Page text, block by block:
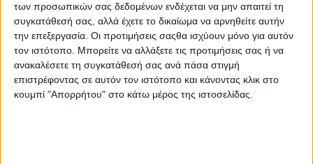
των προσωπικών σας δεδομένων ενδέχεται να μην απαιτεί τη
συγκατάθεσή σας, αλλά έχετε το δικαίωμα να αρνηθείτε αυτήν
την επεξεργασία. Οι προτιμήσεις σαςθα ισχύουν μόνο για αυτόν
τον ιστότοπο. Μπορείτε να αλλάξετε τις προτιμήσεις σας ή να
ανακαλέσετε τη συγκατάθεσή σας ανά πάσα στιγμή
επιστρέφοντας σε αυτόν τον ιστότοπο και κάνοντας κλικ στο
κουμπί "Απορρήτου" στο κάτω μέρος της ιστοσελίδας.